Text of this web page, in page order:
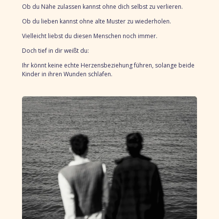
Ob du Nähe zulassen kannst ohne dich selbst zu verlieren.
Ob du lieben kannst ohne alte Muster zu wiederholen.
Vielleicht liebst du diesen Menschen noch immer.
Doch tief in dir weißt du:
Ihr könnt keine echte Herzensbeziehung führen, solange beide
Kinder in ihren Wunden schlafen.